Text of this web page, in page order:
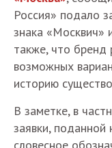
Россия» подало
знака «Москвич»
также, что бренд
возможных
историю
В заметке, в
заявки, поданной